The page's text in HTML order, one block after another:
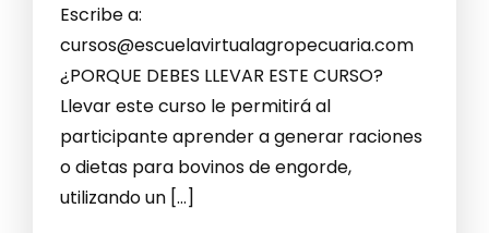
Escribe a:
cursos@escuelavirtualagropecuaria.com
¿PORQUE DEBES LLEVAR ESTE CURSO?
Llevar este curso le permitirá al
participante aprender a generar raciones
o dietas para bovinos de engorde,
utilizando un […]